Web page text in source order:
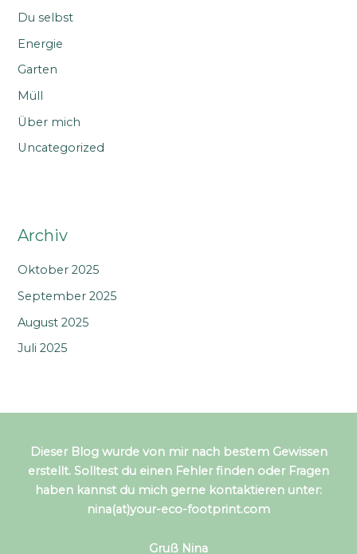
Du selbst
Energie
Garten
Müll
Über mich
Uncategorized
Archiv
Oktober 2025
September 2025
August 2025
Juli 2025
Dieser Blog wurde von mir nach bestem Gewissen
erstellt. Solltest du einen Fehler finden oder Fragen
haben kannst du mich gerne kontaktieren unter:
nina(at)your-eco-footprint.com
Gruß Nina